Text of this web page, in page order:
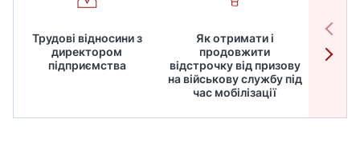
Трудові відносини з
директором
підприємства
Як отримати і
продовжити
відстрочку від призову
на військову службу під
час мобілізації